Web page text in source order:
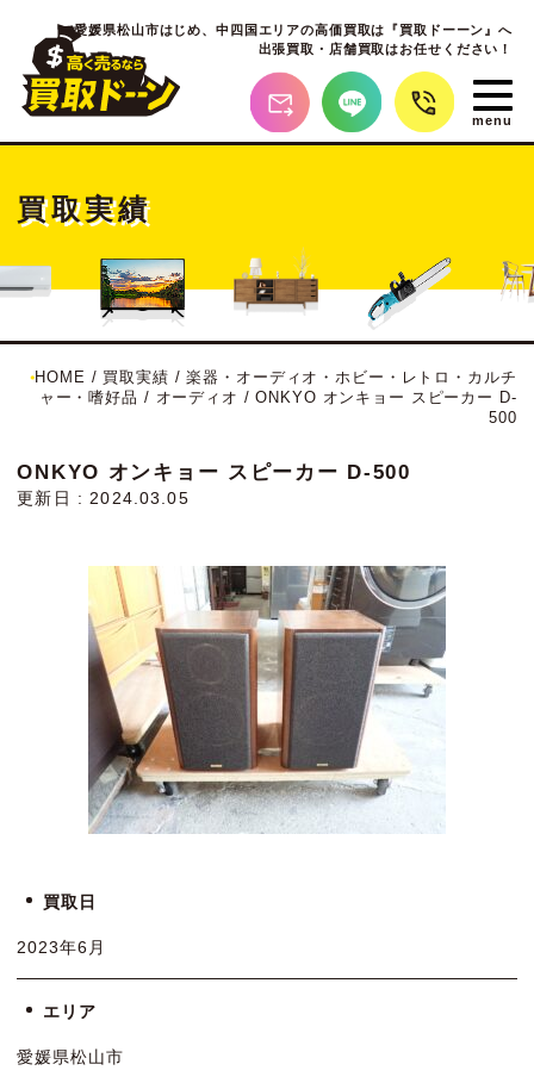
愛媛県松山市はじめ、中四国エリアの高価買取は『買取ドーーン』へ
出張買取・店舗買取はお任せください！
買取実績
HOME / 買取実績 /楽器・オーディオ・ホビー・レトロ・カルチ
ャー・嗜好品 / オーディオ /ONKYO オンキョー スピーカー D-
500
ONKYO オンキョー スピーカー D-500
更新日 : 2024.03.05
買取日
2023年6月
エリア
愛媛県松山市